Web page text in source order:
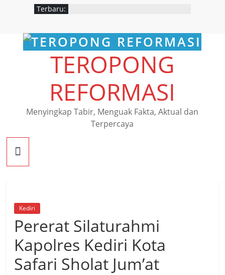
Terbaru:
TEROPONG
REFORMASI
Menyingkap Tabir, Menguak Fakta, Aktual dan
Terpercaya
Kediri
Pererat Silaturahmi
Kapolres Kediri Kota
Safari Sholat Jum’at